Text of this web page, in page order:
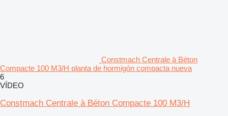
Constmach Centrale à Béton
Compacte 100 M3/H planta de hormigón compacta nueva
6
VÍDEO
Constmach Centrale à Béton Compacte 100 M3/H